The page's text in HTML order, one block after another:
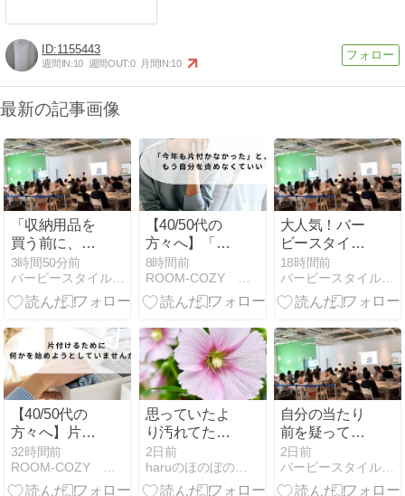
1155443
週間IN:10 週間OUT:0 月間IN:10
最新の記事画像
「収納用品を
買う前に、考
えたいこと」
3時間50分前
バービースタイル 整理収納アドバイザー
【40/50代の
方々へ】「今
年も片付かな
かった」と、
もう自分を責
い。
8時間前
大人気！バー
ビースタイル
のエアコンク
リーニング
18時間前
バービースタイル 整理収納アドバイザー
【40/50代の
方々へ】片付
けるために、
何かを始めよ
うとしていま
32時間前
思っていたよ
り汚れてた！
見落としがち
な毎日使うア
イテムの汚れ
2日前
haruのほのぼの日記
自分の当たり
前を疑ってみ
る
2日前
バービースタイル 整理収納アドバイザー